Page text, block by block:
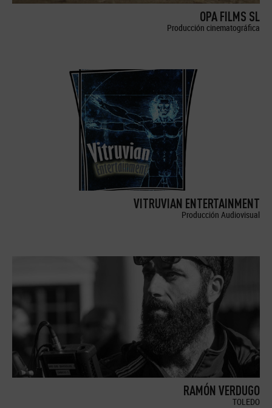
OPA FILMS SL
Producción cinematográfica
VITRUVIAN ENTERTAINMENT
Producción Audiovisual
RAMÓN VERDUGO
TOLEDO